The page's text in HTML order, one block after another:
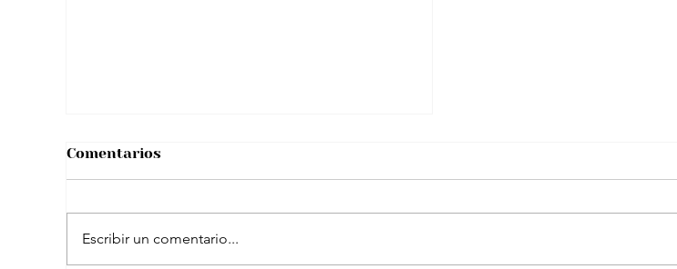
Comentarios
Escribir un comentario...